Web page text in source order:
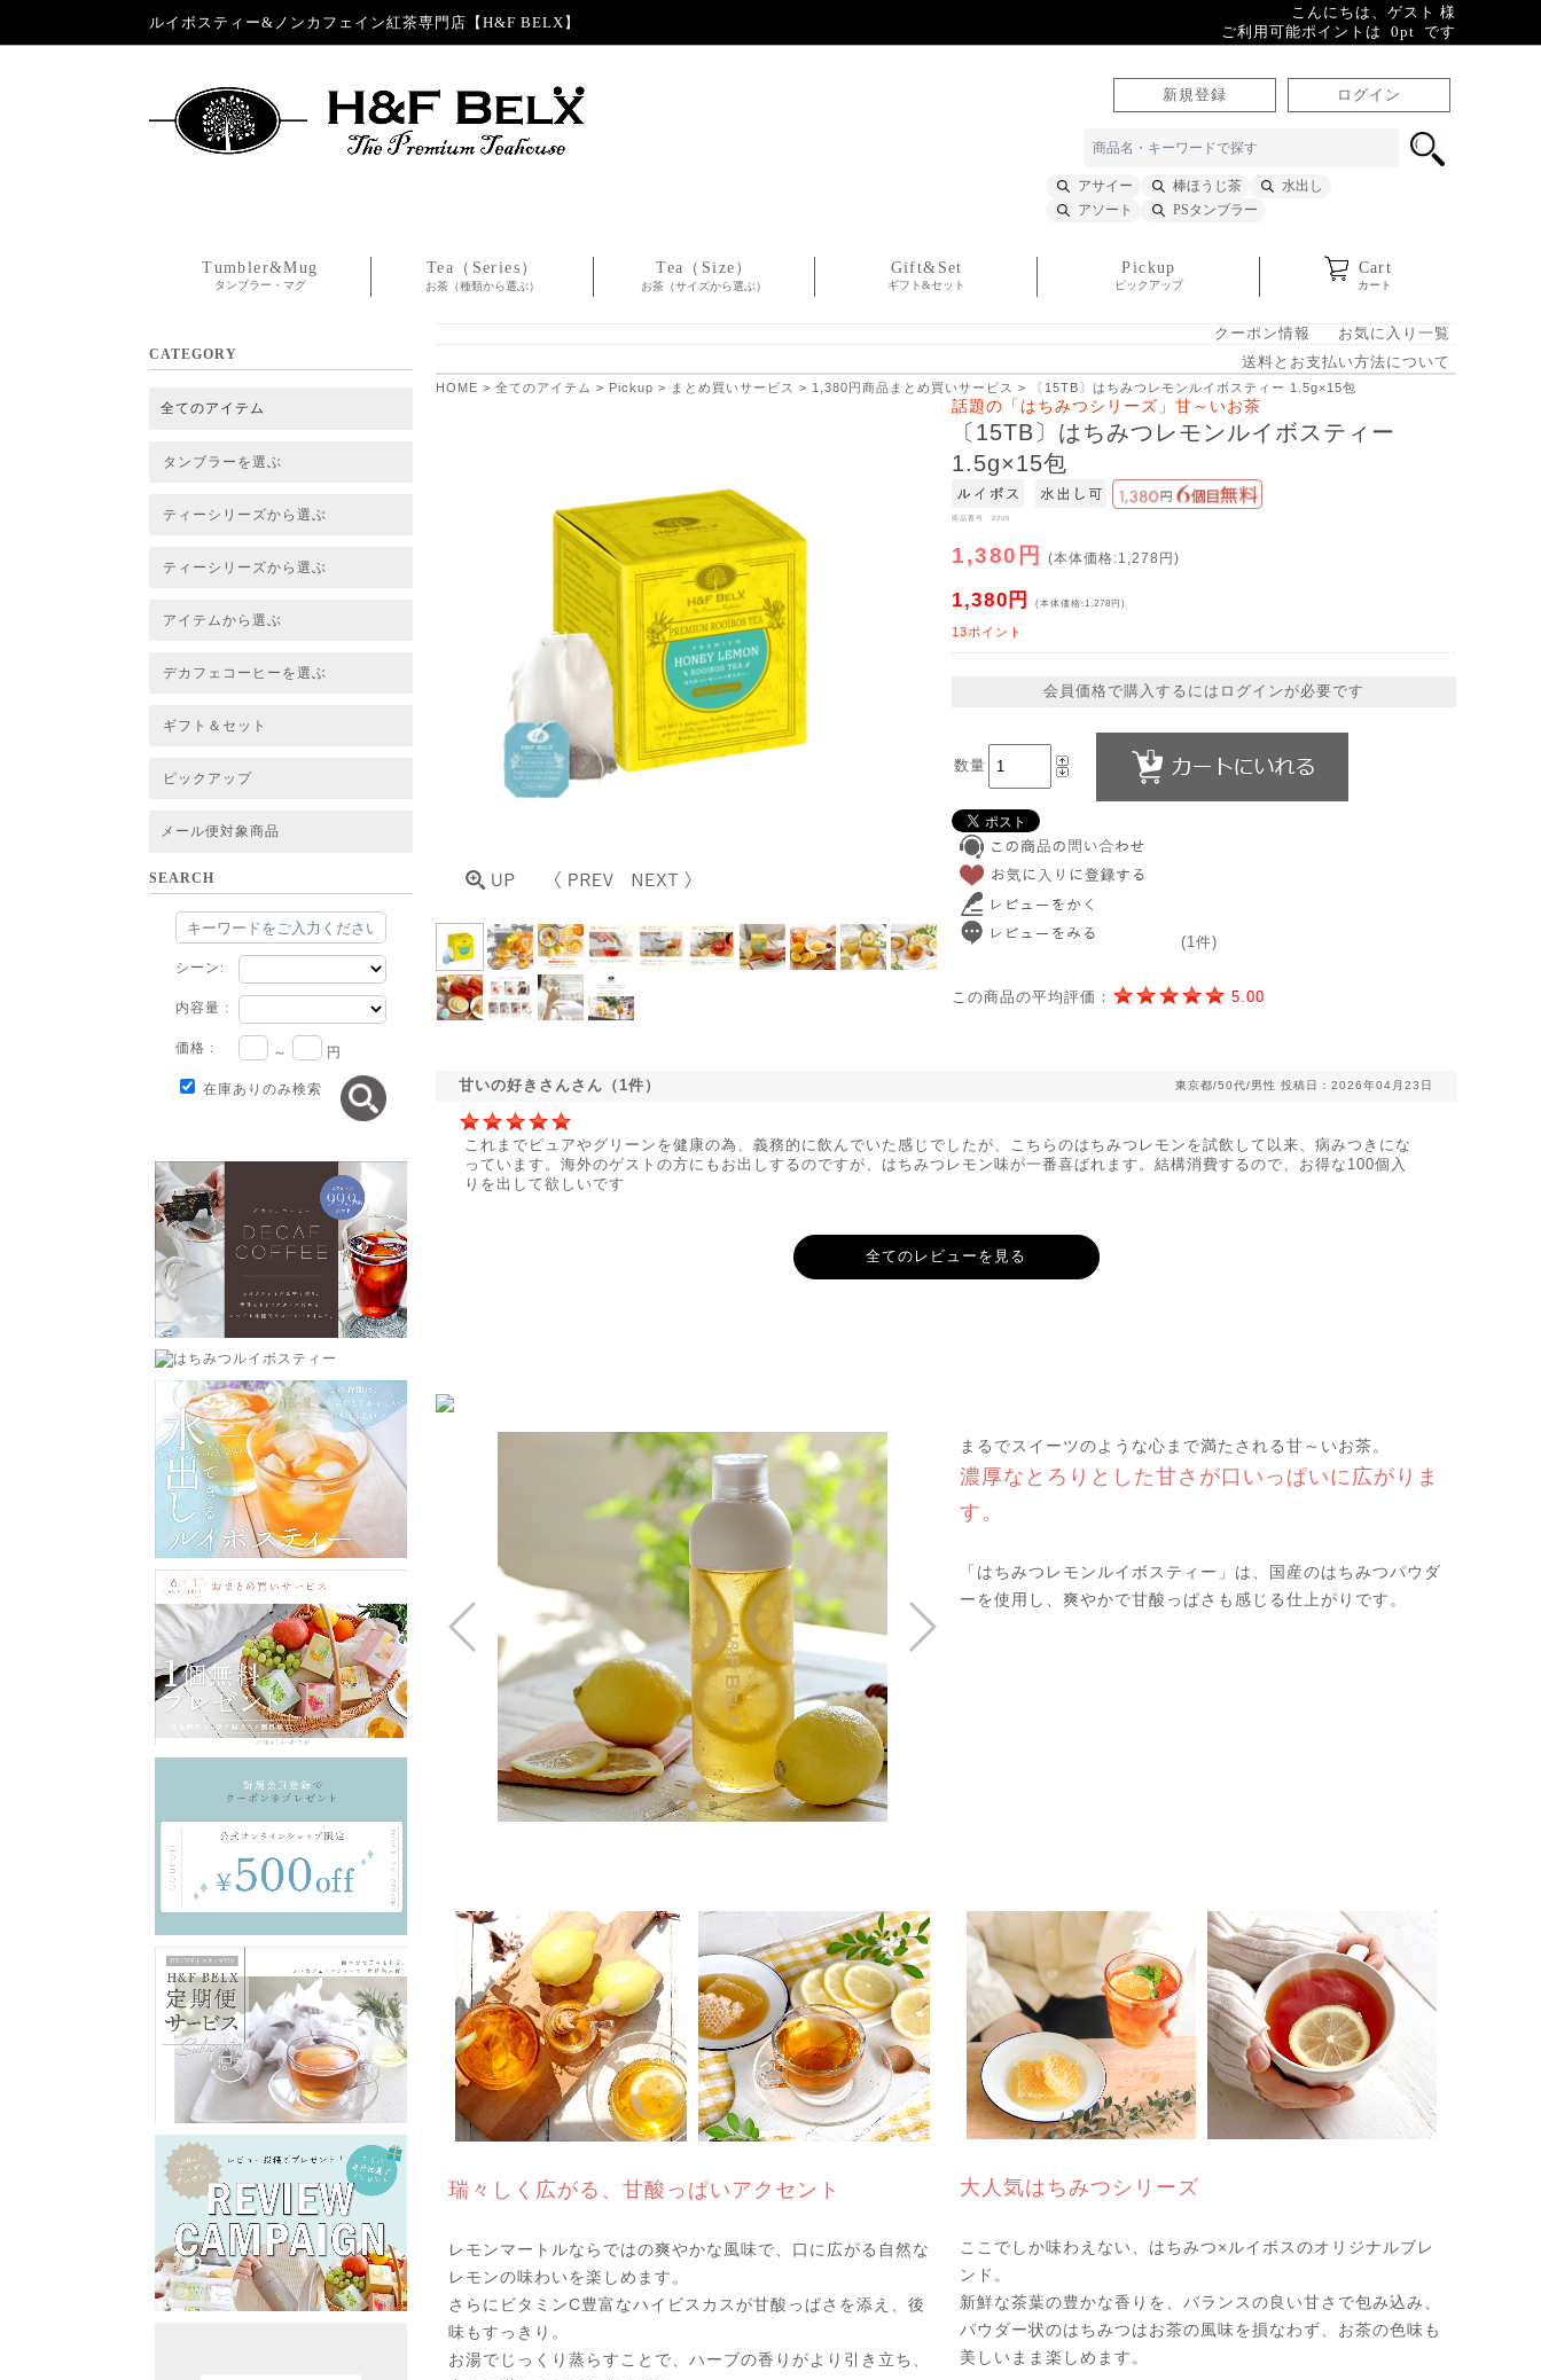
ルイボスティー&ノンカフェイン紅茶専門店【H&F BELX】
こんにちは、ゲスト 様
ご利用可能ポイントは 0pt です
新規登録 ログイン
アサイー 棒ほうじ茶
水出し
アソート
PSタンブラー
Tumbler&Mug
タンブラー・マグ
Tea（Series）
お茶（種類から選ぶ）
Tea（Size）
お茶（サイズから選ぶ）
Gift&Set
ギフト&セット
Pickup
ピックアップ
Cart
カート
CATEGORY
全てのアイテム
タンブラーを選ぶ
ティーシリーズから選ぶ
ティーシリーズから選ぶ
アイテムから選ぶ
デカフェコーヒーを選ぶ
ギフト＆セット
ピックアップ
メール便対象商品
SEARCH
シーン:
内容量 :
価格 : ～ 円
在庫ありのみ検索
クーポン情報
お気に入り一覧
送料とお支払い方法について
HOME > 全てのアイテム > Pickup > まとめ買いサービス > 1,380円商品まとめ買いサービス > 〔15TB〕はちみつレモンルイボスティー 1.5g×15包
話題の「はちみつシリーズ」甘～いお茶
〔15TB〕はちみつレモンルイボスティー
1.5g×15包
商品番号 2205
1,380円 (本体価格:1,278円)
1,380円 (本体価格:1,278円)
13ポイント
会員価格で購入するにはログインが必要です
数量
(1件)
この商品の平均評価： 5.00
甘いの好きさんさん（1件） 東京都/50代/男性 投稿日：2026年04月23日
これまでピュアやグリーンを健康の為、義務的に飲んでいた感じでしたが、こちらのはちみつレモンを試飲して以来、病みつきにな
っています。海外のゲストの方にもお出しするのですが、はちみつレモン味が一番喜ばれます。結構消費するので、お得な100個入
りを出して欲しいです
全てのレビューを見る
まるでスイーツのような心まで満たされる甘～いお茶。
濃厚なとろりとした甘さが口いっぱいに広がりま
す。
「はちみつレモンルイボスティー」は、国産のはちみつパウダ
ーを使用し、爽やかで甘酸っぱさも感じる仕上がりです。
瑞々しく広がる、甘酸っぱいアクセント
レモンマートルならではの爽やかな風味で、口に広がる自然な
レモンの味わいを楽しめます。
さらにビタミンC豊富なハイビスカスが甘酸っぱさを添え、後
味もすっきり。
お湯でじっくり蒸らすことで、ハーブの香りがより引き立ち、
大人気はちみつシリーズ
ここでしか味わえない、はちみつ×ルイボスのオリジナルブレ
ンド。
新鮮な茶葉の豊かな香りを、バランスの良い甘さで包み込み、
パウダー状のはちみつはお茶の風味を損なわず、お茶の色味も
美しいまま楽しめます。